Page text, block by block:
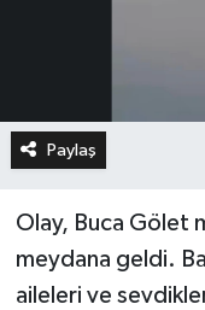
Paylaş
Olay, Buca Gölet
meydana geldi.
aileleri ve